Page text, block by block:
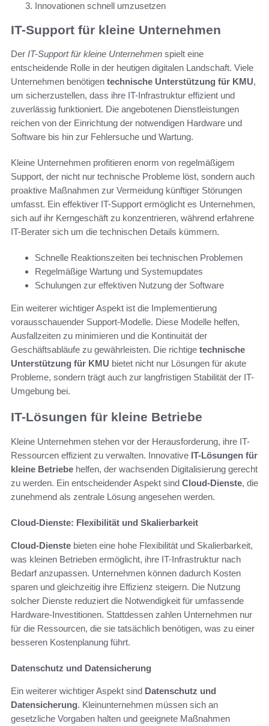
Innovationen schnell umzusetzen
IT-Support für kleine Unternehmen
Der IT-Support für kleine Unternehmen spielt eine
entscheidende Rolle in der heutigen digitalen Landschaft. Viele
Unternehmen benötigen technische Unterstützung für KMU,
um sicherzustellen, dass ihre IT-Infrastruktur effizient und
zuverlässig funktioniert. Die angebotenen Dienstleistungen
reichen von der Einrichtung der notwendigen Hardware und
Software bis hin zur Fehlersuche und Wartung.
Kleine Unternehmen profitieren enorm von regelmäßigem
Support, der nicht nur technische Probleme löst, sondern auch
proaktive Maßnahmen zur Vermeidung künftiger Störungen
umfasst. Ein effektiver IT-Support ermöglicht es Unternehmen,
sich auf ihr Kerngeschäft zu konzentrieren, während erfahrene
IT-Berater sich um die technischen Details kümmern.
Schnelle Reaktionszeiten bei technischen Problemen
Regelmäßige Wartung und Systemupdates
Schulungen zur effektiven Nutzung der Software
Ein weiterer wichtiger Aspekt ist die Implementierung
vorausschauender Support-Modelle. Diese Modelle helfen,
Ausfallzeiten zu minimieren und die Kontinuität der
Geschäftsabläufe zu gewährleisten. Die richtige technische
Unterstützung für KMU bietet nicht nur Lösungen für akute
Probleme, sondern trägt auch zur langfristigen Stabilität der IT-
Umgebung bei.
IT-Lösungen für kleine Betriebe
Kleine Unternehmen stehen vor der Herausforderung, ihre IT-
Ressourcen effizient zu verwalten. Innovative IT-Lösungen für
kleine Betriebe helfen, der wachsenden Digitalisierung gerecht
zu werden. Ein entscheidender Aspekt sind Cloud-Dienste, die
zunehmend als zentrale Lösung angesehen werden.
Cloud-Dienste: Flexibilität und Skalierbarkeit
Cloud-Dienste bieten eine hohe Flexibilität und Skalierbarkeit,
was kleinen Betrieben ermöglicht, ihre IT-Infrastruktur nach
Bedarf anzupassen. Unternehmen können dadurch Kosten
sparen und gleichzeitig ihre Effizienz steigern. Die Nutzung
solcher Dienste reduziert die Notwendigkeit für umfassende
Hardware-Investitionen. Stattdessen zahlen Unternehmen nur
für die Ressourcen, die sie tatsächlich benötigen, was zu einer
besseren Kostenplanung führt.
Datenschutz und Datensicherung
Ein weiterer wichtiger Aspekt sind Datenschutz und
Datensicherung. Kleinunternehmen müssen sich an
gesetzliche Vorgaben halten und geeignete Maßnahmen